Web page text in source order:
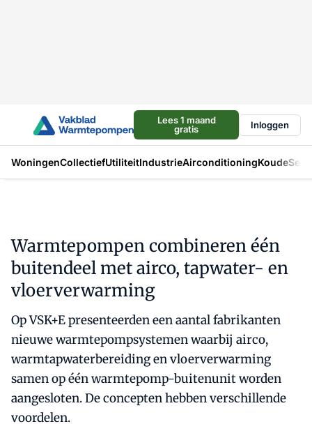
Lees 1 maand
gratis
Inloggen
WoningenCollectiefUtiliteitIndustrieAirconditioningKoude
Warmtepompen combineren één
buitendeel met airco, tapwater- en
vloerverwarming
Op VSK+E presenteerden een aantal fabrikanten
nieuwe warmtepompsystemen waarbij airco,
warmtapwaterbereiding en vloerverwarming
samen op één warmtepomp-buitenunit worden
aangesloten. De concepten hebben verschillende
voordelen.